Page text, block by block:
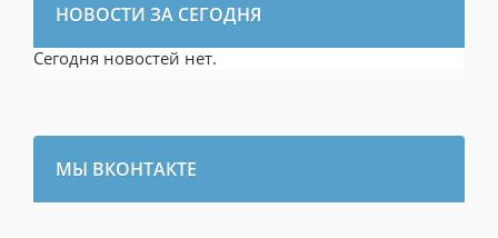
НОВОСТИ ЗА СЕГОДНЯ
Сегодня новостей нет.
МЫ ВКОНТАКТЕ